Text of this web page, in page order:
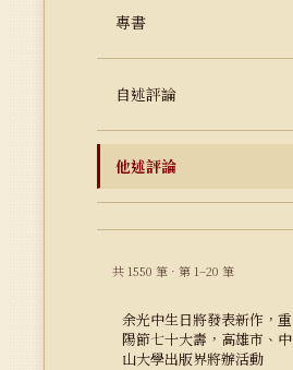
專書
自述評論
他述評論
共 1550 筆 · 第 1–20 筆
余光中生日將發表新作，重
陽節七十大壽，高雄市、中
山大學出版界將辦活動